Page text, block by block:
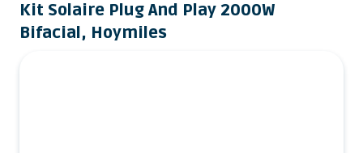
Kit Solaire Plug And Play 2000W
Bifacial, Hoymiles